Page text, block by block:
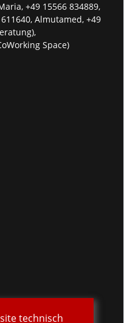
+49 15566 834889,
Almutamed, +49
Space)
technisch